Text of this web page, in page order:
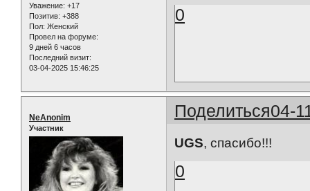
Уважение: +17
Позитив: +388
Пол: Женский
Провел на форуме:
9 дней 6 часов
Последний визит:
03-04-2025 15:46:25
0
Поделиться04-
NeAnonim
Участник
UGS, спасибо!!!
0